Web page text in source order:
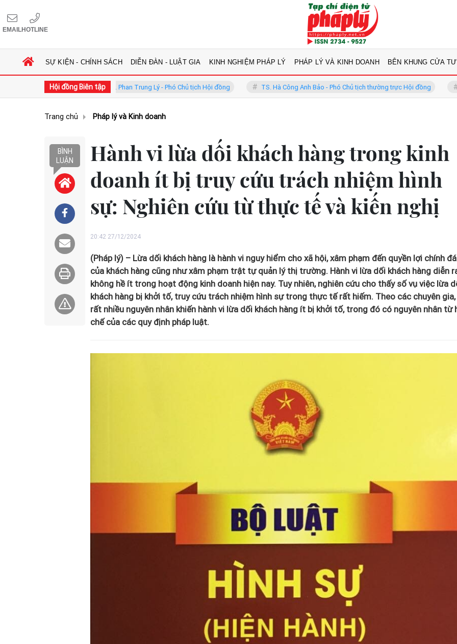
EMAILHOTLINE
SỰ KIỆN - CHÍNH SÁCH DIỄN ĐÀN - LUẬT GIA KINH NGHIỆM PHÁP LÝ PHÁP LÝ VÀ KINH DOANH BÊN KHUNG CỬA
Hội đồng Biên tập
GS.TS. Phan Trung Lý - Phó Chủ tịch Hội đồng TS. Hà Công Anh Bảo - Phó Chủ tịch thường trực Hội đồng GS.TS Võ
Trang chủ Pháp lý và Kinh doanh
BÌNH
LUẬN
Hành vi lừa dối khách hàng trong kinh
doanh ít bị truy cứu trách nhiệm hình
sự: Nghiên cứu từ thực tế và kiến nghị
20:42 27/12/2024
(Pháp lý) – Lừa dối khách hàng là hành vi nguy hiểm cho xã hội, xâm phạm đến quyền lợi chính
của khách hàng cũng như xâm phạm trật tự quản lý thị trường. Hành vi lừa dối khách hàng diễn
không hề ít trong hoạt động kinh doanh hiện nay. Tuy nhiên, nghiên cứu cho thấy số vụ việc lừa
khách hàng bị khởi tố, truy cứu trách nhiệm hình sự trong thực tế rất hiếm. Theo các chuyên
rất nhiều nguyên nhân khiến hành vi lừa dối khách hàng ít bị khởi tố, trong đó có nguyên nhân từ
chế của các quy định pháp luật.